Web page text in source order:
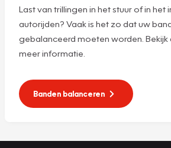
Last van trillingen in het stuur of in het
autorijden? Vaak is het zo dat uw
gebalanceerd moeten worden.
meer informatie.
Banden balanceren